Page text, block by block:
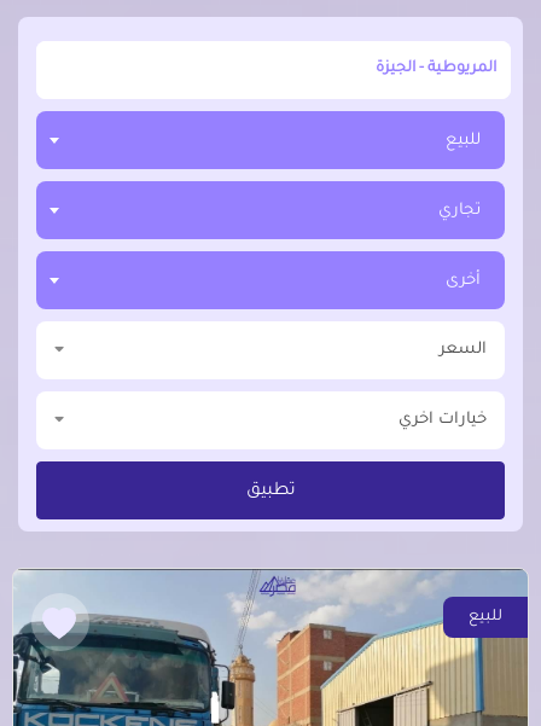
أبحث عن مدينة, محافظة, حي
للبيع
تجاري
أخرى
السعر
خيارات اخري
تطبيق
للبيع